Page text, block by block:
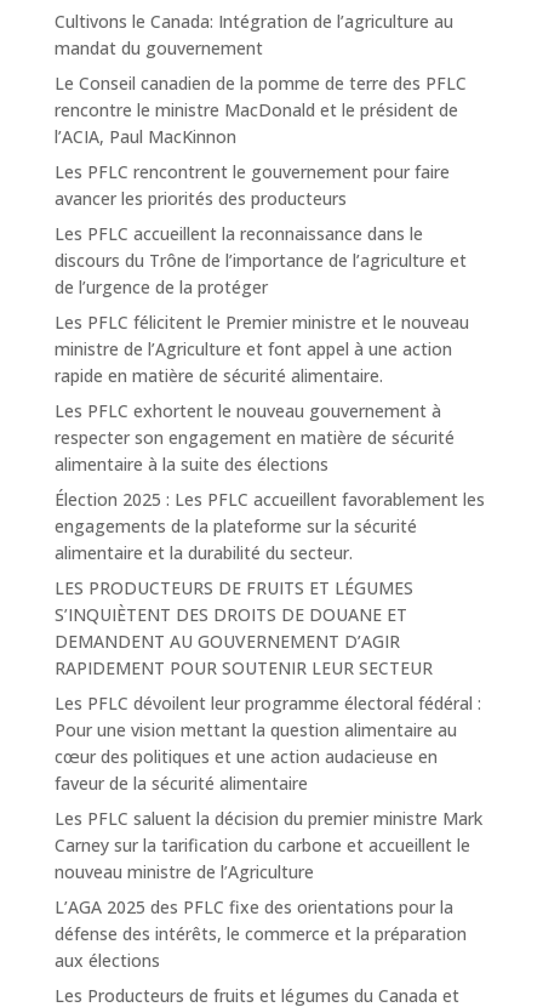
Cultivons le Canada: Intégration de l’agriculture au
mandat du gouvernement
Le Conseil canadien de la pomme de terre des PFLC
rencontre le ministre MacDonald et le président de
l’ACIA, Paul MacKinnon
Les PFLC rencontrent le gouvernement pour faire
avancer les priorités des producteurs
Les PFLC accueillent la reconnaissance dans le
discours du Trône de l’importance de l’agriculture et
de l’urgence de la protéger
Les PFLC félicitent le Premier ministre et le nouveau
ministre de l’Agriculture et font appel à une action
rapide en matière de sécurité alimentaire.
Les PFLC exhortent le nouveau gouvernement à
respecter son engagement en matière de sécurité
alimentaire à la suite des élections
Élection 2025 : Les PFLC accueillent favorablement les
engagements de la plateforme sur la sécurité
alimentaire et la durabilité du secteur.
LES PRODUCTEURS DE FRUITS ET LÉGUMES
S’INQUIÈTENT DES DROITS DE DOUANE ET
DEMANDENT AU GOUVERNEMENT D’AGIR
RAPIDEMENT POUR SOUTENIR LEUR SECTEUR
Les PFLC dévoilent leur programme électoral fédéral :
Pour une vision mettant la question alimentaire au
cœur des politiques et une action audacieuse en
faveur de la sécurité alimentaire
Les PFLC saluent la décision du premier ministre Mark
Carney sur la tarification du carbone et accueillent le
nouveau ministre de l’Agriculture
L’AGA 2025 des PFLC fixe des orientations pour la
défense des intérêts, le commerce et la préparation
aux élections
Les Producteurs de fruits et légumes du Canada et